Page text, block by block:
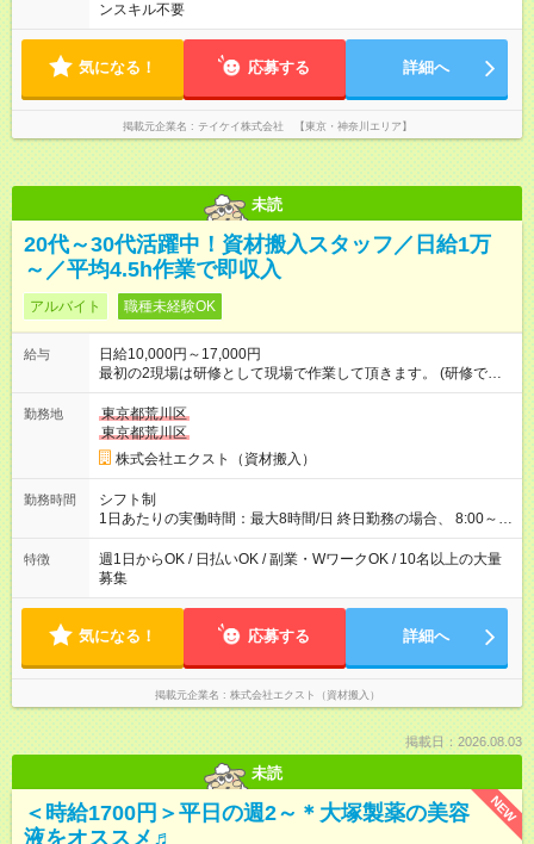
ンスキル不要
気になる！ 応募する 詳細へ
掲載元企業名 テイケイ株式会社 【東京・神奈川エリア】
未読
20代～30代活躍中！資材搬入スタッフ／日給1万
～／平均4.5h作業で即収入
アルバイト 職種未経験OK
給与
日給10,000円～17,000円
最初の2現場は研修として現場で作業して頂きます。 (研修でも
通常通り給与が出ます) 【試用期間】試用期間なし
勤務地
東京都荒川区
東京都荒川区
株式会社エクスト（資材搬入）
勤務時間
シフト制
1日あたりの実働時間：最大8時間/日 終日勤務の場合、 8:00～
17:00（休憩2時間）ではありますが、 やり切りで作業終了のた
め、早く終わったらそのまま帰宅可能です。 早く終わっても1現
場日給1万円を保証しています。 1日あたりの平均作業時間：4.5
時間 シフト制のため、働きたい曜日にシフトを入れて働くこと
が可能です。 週1日～OKです。
特徴
週1日からOK / 日払いOK / 副業・WワークOK / 10名以上の大量
募集
気になる！ 応募する 詳細へ
掲載元企業名 株式会社エクスト（資材搬入）
掲載日：2026.08.03
未読
NEW
＜時給1700円＞平日の週2～＊大塚製薬の美容
液をオススメ♬